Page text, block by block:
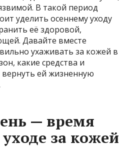
В такой период
уделить осеннему уходу
её здоровой,
Давайте вместе
ухаживать за кожей в
какие средства и
ей жизненную
— время
за кожей